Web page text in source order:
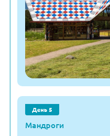
День 5
Мандроги